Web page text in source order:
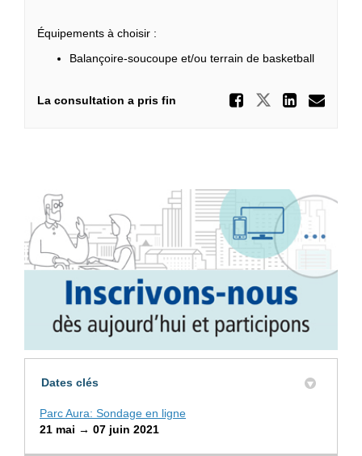
Équipements à choisir :
Balançoire-soucoupe et/ou terrain de basketball
La consultation a pris fin Partager
Dates clés
Parc Aura: Sondage en ligne
21 mai → 07 juin 2021